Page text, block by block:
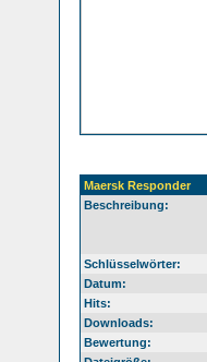
Maersk Responder
Beschreibung:
Schlüsselwörter:
Datum:
Hits:
Downloads:
Bewertung: